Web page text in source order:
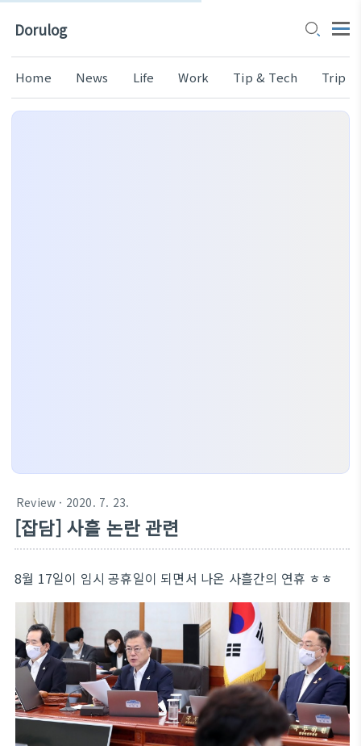
Dorulog
Home News Life Work Tip & Tech Trip
Review · 2020. 7. 23.
[잡담] 사흘 논란 관련
8월 17일이 임시 공휴일이 되면서 나온 사흘간의 연휴 ㅎㅎ